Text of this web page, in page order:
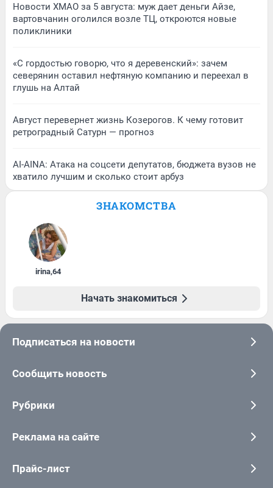
Новости ХМАО за 5 августа: муж дает деньги Айзе,
вартовчанин оголился возле ТЦ, откроются новые
поликлиники
«С гордостью говорю, что я деревенский»: зачем
северянин оставил нефтяную компанию и переехал в
глушь на Алтай
Август перевернет жизнь Козерогов. К чему готовит
ретроградный Сатурн — прогноз
AI-AINA: Атака на соцсети депутатов, бюджета вузов не
хватило лучшим и сколько стоит арбуз
ЗНАКОМСТВА
irina,64
Начать знакомиться
Подписаться на новости
Сообщить новость
Рубрики
Реклама на сайте
Прайс-лист